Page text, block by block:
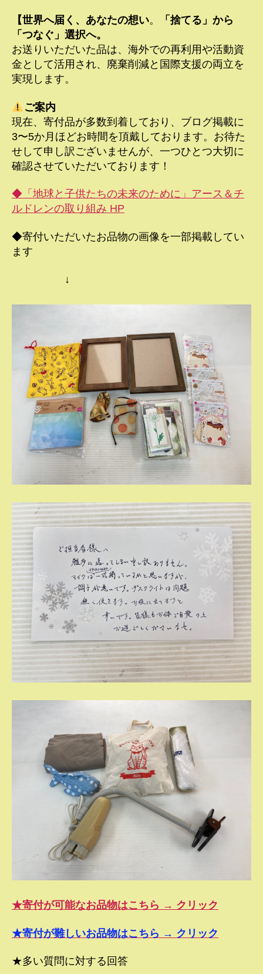
【世界へ届く、あなたの想い。
「捨てる」から
「つなぐ」選択へ。
お送りいただいた品は、海外での再利用や活動資
金として活用され、廃棄削減と国際支援の両立を
実現します。
ご案内
現在、寄付品が多数到着しており、ブログ掲載に
3〜5か月ほどお時間を頂戴しております。お待た
せして申し訳ございませんが、一つひとつ大切に
確認させていただいております！
◆「地球と子供たちの未来のために」アース＆チ
ルドレンの取り組み HP
◆寄付いただいたお品物の画像を一部掲載してい
ます
↓
★寄付が可能なお品物はこちら → クリック
★寄付が難しいお品物はこちら → クリック
★多い質問に対する回答